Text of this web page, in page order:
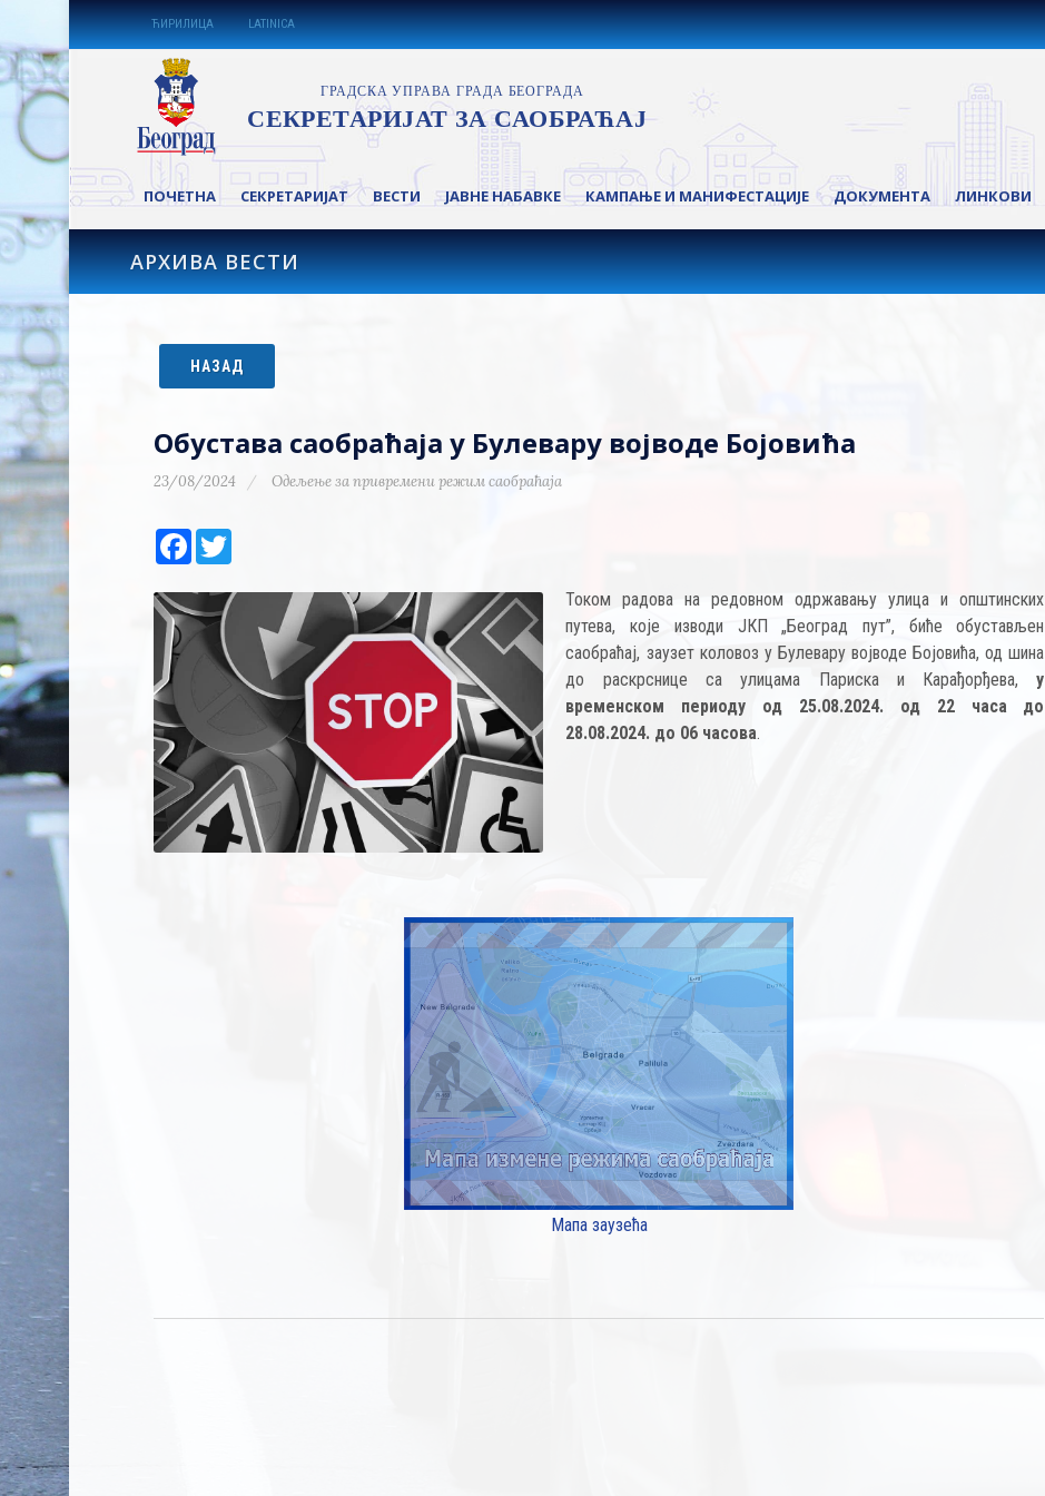
ЋИРИЛИЦА LATINICA
ПОЧЕТНА СЕКРЕТАРИЈАТ ВЕСТИ ЈАВНЕ НАБАВКЕ КАМПАЊЕ И МАНИФЕСТАЦИЈЕ ДОКУМЕНТА ЛИНКОВИ
АРХИВА ВЕСТИ
НАЗАД
Обустава саобраћаја у Булевару војводе Бојовића
23/08/2024 Одељење за привремени режим саобраћаја
Facebook
Током радова на редовном одржавању улица и општинских
путева, које изводи ЈКП „Београд пут”, биће обустављен
саобраћај, заузет коловоз у Булевару војводе Бојовића, од шина
до раскрснице са улицама Париска и Карађорђева,у
временском периоду од 25.08.2024. од 22 часа до
28.08.2024. до 06 часова.
Мапа заузећа